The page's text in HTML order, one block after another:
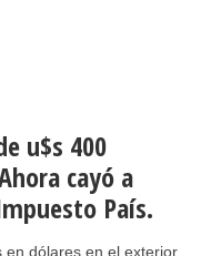
u$s 400
cayó a
País.
en dólares en el exterior